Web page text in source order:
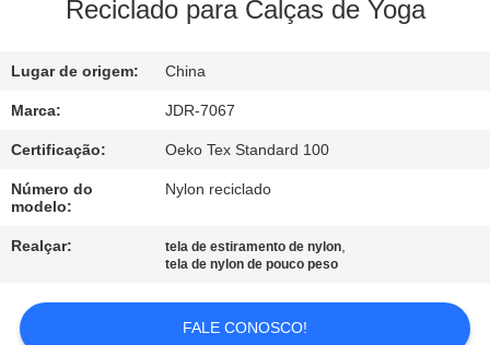
EXCURSÃO
FÁBRICA
CONTROLE
DA
QUALIDADE
NOS
Reciclado para Calças de Yoga
Lugar de origem: China
Marca: JDR-7067
Certificação: Oeko Tex Standard 100
Número do
modelo:
Nylon reciclado
Realçar: tela de estiramento de nylon,
tela de nylon de pouco peso
FALE CONOSCO!